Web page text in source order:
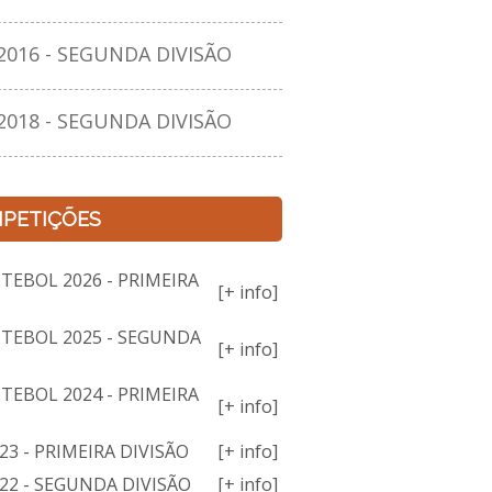
- SEGUNDA DIVISÃO
- SEGUNDA DIVISÃO
2026 - PRIMEIRA
[+ info]
2025 - SEGUNDA
[+ info]
2024 - PRIMEIRA
[+ info]
- PRIMEIRA DIVISÃO
[+ info]
- SEGUNDA DIVISÃO
[+ info]